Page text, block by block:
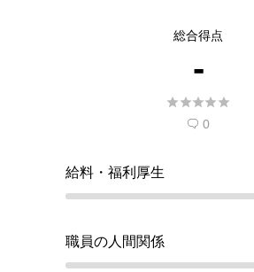
総合得点
-

 0
給料・福利厚生
職員の人間関係